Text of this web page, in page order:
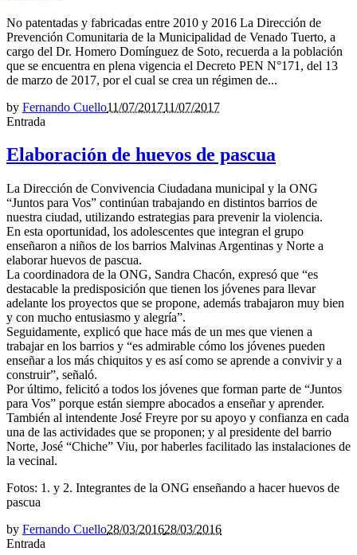
No patentadas y fabricadas entre 2010 y 2016 La Dirección de
Prevención Comunitaria de la Municipalidad de Venado Tuerto, a
cargo del Dr. Homero Domínguez de Soto, recuerda a la población
que se encuentra en plena vigencia el Decreto PEN N°171, del 13
de marzo de 2017, por el cual se crea un régimen de...
by Fernando Cuello11/07/201711/07/2017
Entrada
Elaboración de huevos de pascua
La Dirección de Convivencia Ciudadana municipal y la ONG
“Juntos para Vos” continúan trabajando en distintos barrios de
nuestra ciudad, utilizando estrategias para prevenir la violencia.
En esta oportunidad, los adolescentes que integran el grupo
enseñaron a niños de los barrios Malvinas Argentinas y Norte a
elaborar huevos de pascua.
La coordinadora de la ONG, Sandra Chacón, expresó que “es
destacable la predisposición que tienen los jóvenes para llevar
adelante los proyectos que se propone, además trabajaron muy bien
y con mucho entusiasmo y alegría”.
Seguidamente, explicó que hace más de un mes que vienen a
trabajar en los barrios y “es admirable cómo los jóvenes pueden
enseñar a los más chiquitos y es así como se aprende a convivir y a
construir”, señaló.
Por último, felicitó a todos los jóvenes que forman parte de “Juntos
para Vos” porque están siempre abocados a enseñar y aprender.
También al intendente José Freyre por su apoyo y confianza en cada
una de las actividades que se proponen; y al presidente del barrio
Norte, José “Chiche” Viu, por haberles facilitado las instalaciones de
la vecinal.
Fotos: 1. y 2. Integrantes de la ONG enseñando a hacer huevos de
pascua
by Fernando Cuello28/03/201628/03/2016
Entrada